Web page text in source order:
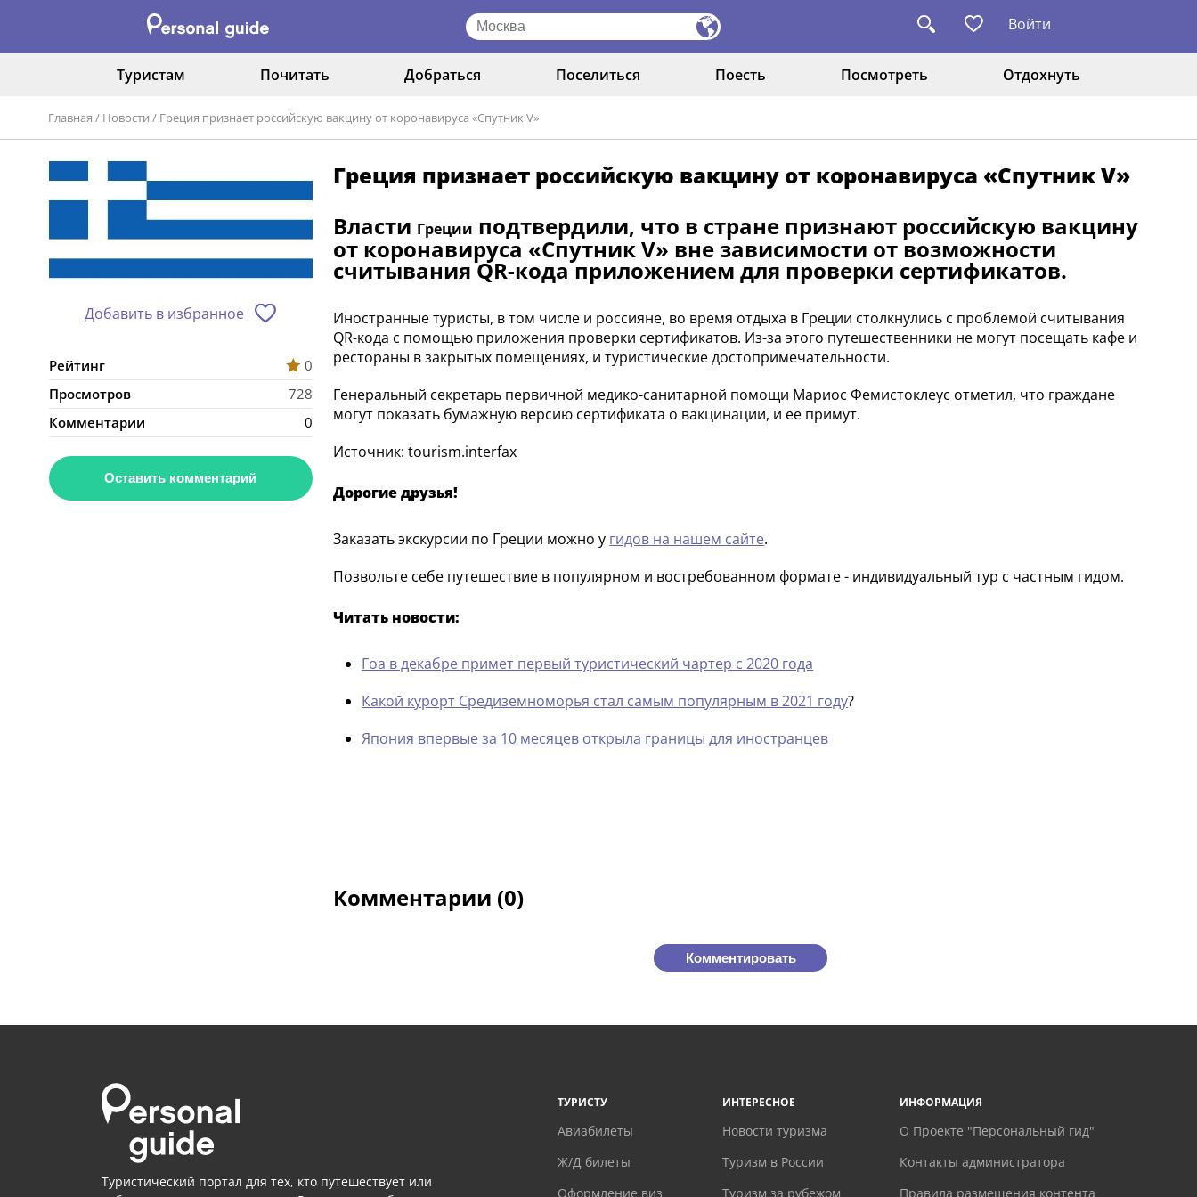
Войти
Туристам Почитать Добраться Поселиться Поесть Посмотреть Отдохнуть
Главная / Новости / Греция признает российскую вакцину от коронавируса «Спутник V»
Добавить в избранное
Рейтинг
0
Просмотров
728
Комментарии
0
Оставить комментарий
Греция признает российскую вакцину от коронавируса «Спутник V»
Власти Греции подтвердили, что в стране признают российскую вакцину
от коронавируса «Спутник V» вне зависимости от возможности
считывания QR-кода приложением для проверки сертификатов.
Иностранные туристы, в том числе и россияне, во время отдыха в Греции столкнулись с проблемой считывания
QR-кода с помощью приложения проверки сертификатов. Из-за этого путешественники не могут посещать кафе и
рестораны в закрытых помещениях, и туристические достопримечательности.
Генеральный секретарь первичной медико-санитарной помощи Мариос Фемистоклеус отметил, что граждане
могут показать бумажную версию сертификата о вакцинации, и ее примут.
Источник: tourism.interfax
Дорогие друзья!
Заказать экскурсии по Греции можно у гидов на нашем сайте.
Позвольте себе путешествие в популярном и востребованном формате - индивидуальный тур с частным гидом.
Читать новости:
Гоа в декабре примет первый туристический чартер с 2020 года
Какой курорт Средиземноморья стал самым популярным в 2021 году?
Япония впервые за 10 месяцев открыла границы для иностранцев
Комментарии (0)
Комментировать
Туристический портал для тех, кто путешествует или
ТУРИСТУ
Авиабилеты
Ж/Д билеты
Оформление виз
ИНТЕРЕСНОЕ
Новости туризма
Туризм в России
Туризм за рубежом
ИНФОРМАЦИЯ
О Проекте "Персональный гид"
Контакты администратора
Правила размещения контента